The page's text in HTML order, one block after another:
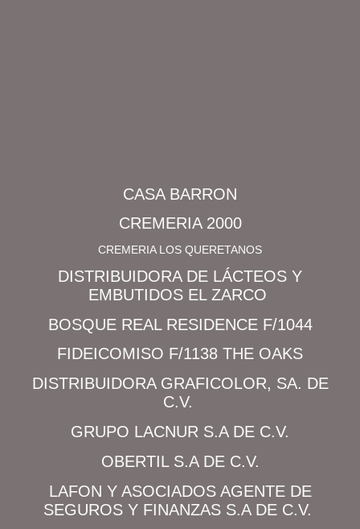
CASA BARRON
CREMERIA 2000
CREMERIA LOS QUERETANOS
DISTRIBUIDORA DE LÁCTEOS Y
EMBUTIDOS EL ZARCO
BOSQUE REAL RESIDENCE F/1044
FIDEICOMISO F/1138 THE OAKS
DISTRIBUIDORA GRAFICOLOR, SA. DE
C.V.
GRUPO LACNUR S.A DE C.V.
OBERTIL S.A DE C.V.
LAFON Y ASOCIADOS AGENTE DE
SEGUROS Y FINANZAS S.A DE C.V.